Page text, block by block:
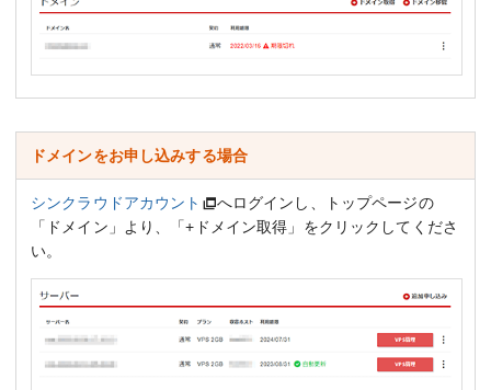
ドメインをお申し込みする場合
シンクラウドアカウント
へログインし、トップページの
「ドメイン」より、「+ドメイン取得」をクリックしてくださ
い。